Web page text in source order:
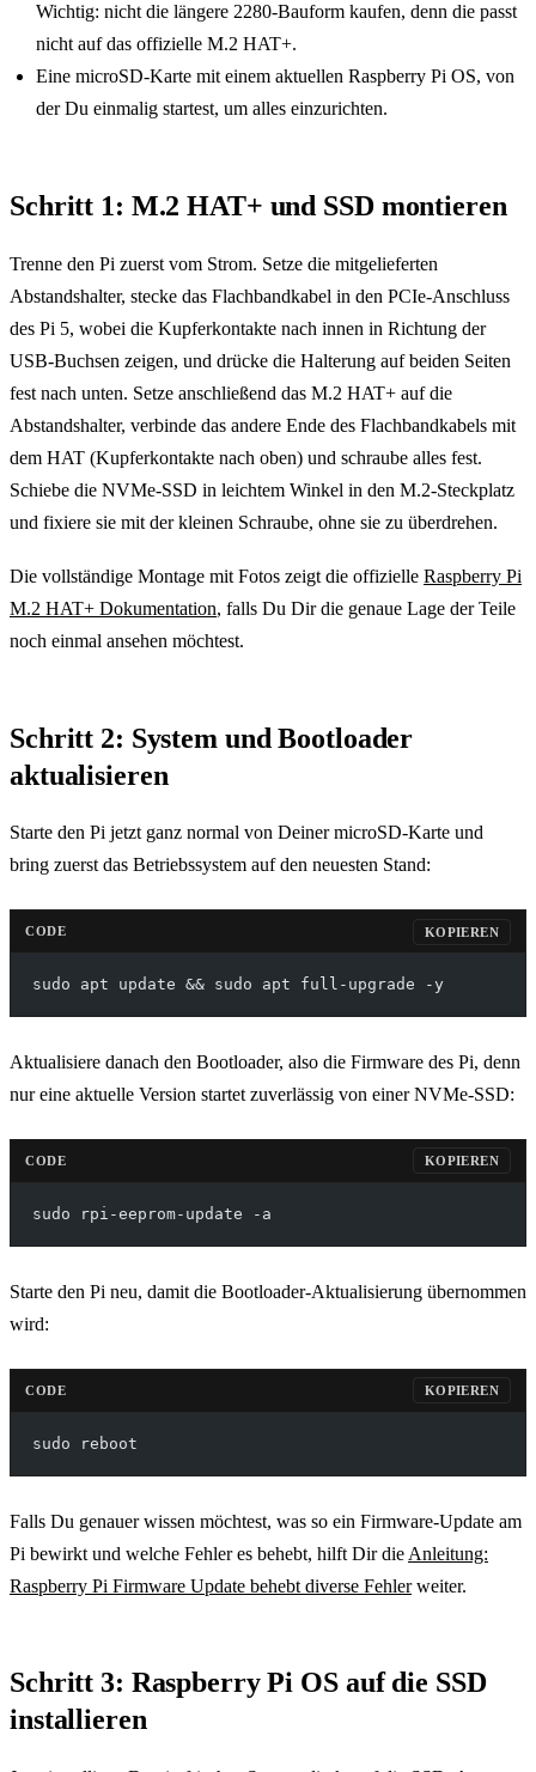
Wichtig: nicht die längere 2280-Bauform kaufen, denn die passt
nicht auf das offizielle M.2 HAT+.
Eine microSD-Karte mit einem aktuellen Raspberry Pi OS, von
der Du einmalig startest, um alles einzurichten.
Schritt 1: M.2 HAT+ und SSD montieren
Trenne den Pi zuerst vom Strom. Setze die mitgelieferten
Abstandshalter, stecke das Flachbandkabel in den PCIe-Anschluss
des Pi 5, wobei die Kupferkontakte nach innen in Richtung der
USB-Buchsen zeigen, und drücke die Halterung auf beiden Seiten
fest nach unten. Setze anschließend das M.2 HAT+ auf die
Abstandshalter, verbinde das andere Ende des Flachbandkabels mit
dem HAT (Kupferkontakte nach oben) und schraube alles fest.
Schiebe die NVMe-SSD in leichtem Winkel in den M.2-Steckplatz
und fixiere sie mit der kleinen Schraube, ohne sie zu überdrehen.
Die vollständige Montage mit Fotos zeigt die offizielle Raspberry Pi
M.2 HAT+ Dokumentation, falls Du Dir die genaue Lage der Teile
noch einmal ansehen möchtest.
Schritt 2: System und Bootloader
aktualisieren
Starte den Pi jetzt ganz normal von Deiner microSD-Karte und
bring zuerst das Betriebssystem auf den neuesten Stand:
CODE KOPIEREN
sudo apt update && sudo apt full-upgrade -y
Aktualisiere danach den Bootloader, also die Firmware des Pi, denn
nur eine aktuelle Version startet zuverlässig von einer NVMe-SSD:
CODE KOPIEREN
sudo rpi-eeprom-update -a
Starte den Pi neu, damit die Bootloader-Aktualisierung übernommen
wird:
CODE KOPIEREN
sudo reboot
Falls Du genauer wissen möchtest, was so ein Firmware-Update am
Pi bewirkt und welche Fehler es behebt, hilft Dir die Anleitung:
Raspberry Pi Firmware Update behebt diverse Fehlerweiter.
Schritt 3: Raspberry Pi OS auf die SSD
installieren